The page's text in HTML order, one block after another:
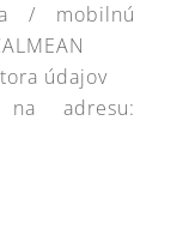
/ mobilnú
údajov
na adresu: